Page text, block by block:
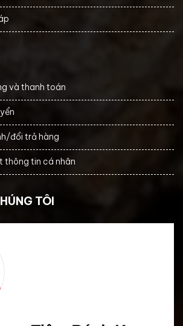
và thanh toán
đổi trả hàng
thông tin cá nhân
TÔI